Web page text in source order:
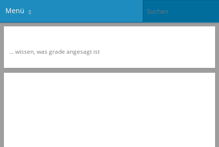
Menü
… wissen, was grade angesagt ist